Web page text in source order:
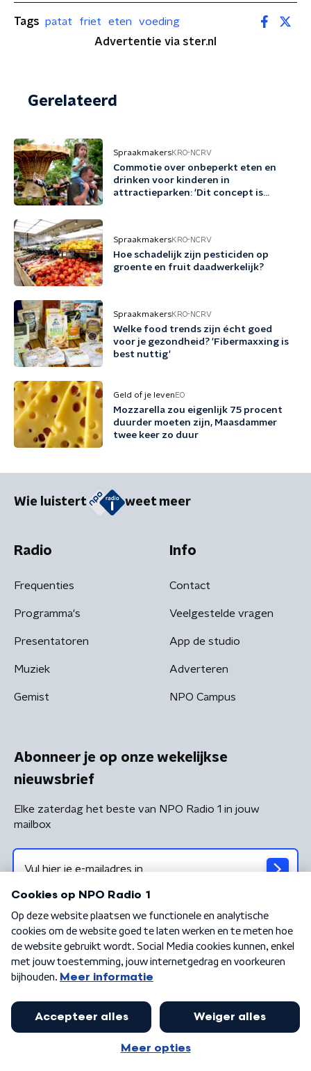
Tags patat friet eten
voeding
Advertentie via ster.nl
Gerelateerd
SpraakmakersKRO-NCRV
Commotie over onbeperkt eten en
drinken voor kinderen in
attractieparken: 'Dit concept is
SpraakmakersKRO-NCRV
Hoe schadelijk zijn pesticiden op
groente en fruit daadwerkelijk?
SpraakmakersKRO-NCRV
Welke food trends zijn écht goed
voor je gezondheid? 'Fibermaxxing is
best nuttig'
Geld of je leven EO
Mozzarella zou eigenlijk 75 procent
duurder moeten zijn, Maasdammer
twee keer zo duur
Wie luistert weet meer
Radio
Frequenties
Programma's
Presentatoren
Muziek
Gemist
Info
Contact
Veelgestelde vragen
App de studio
Adverteren
NPO Campus
Abonneer je op onze wekelijkse
nieuwsbrief
Elke zaterdag het beste van NPO Radio 1 in jouw
mailbox
Algemene voorwaarden